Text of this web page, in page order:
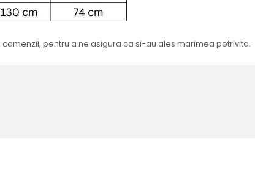
pentru a ne asigura ca si-au ales marimea potrivita.